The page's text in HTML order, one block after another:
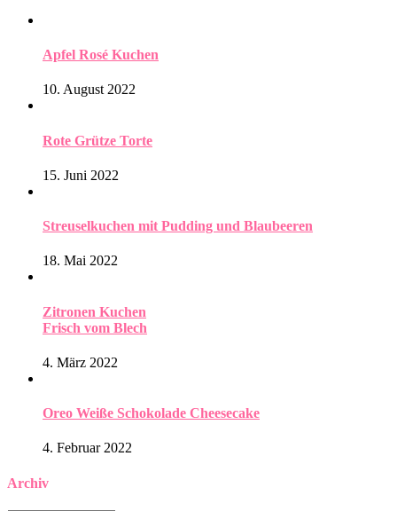
Apfel Rosé Kuchen
10. August 2022
Rote Grütze Torte
15. Juni 2022
Streuselkuchen mit Pudding und Blaubeeren
18. Mai 2022
Zitronen Kuchen
Frisch vom Blech
4. März 2022
Oreo Weiße Schokolade Cheesecake
4. Februar 2022
Archiv